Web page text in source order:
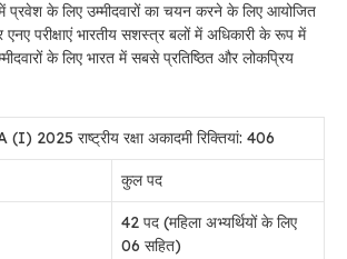
प्रवेश के लिए उम्मीदवारों का चयन करने के लिए आयोजित
परीक्षाएं भारतीय सशस्त्र बलों में अधिकारी के रूप में
के लिए भारत में सबसे प्रतिष्ठित और लोकप्रिय
2025 राष्ट्रीय रक्षा अकादमी रिक्तियां: 406
कुल पद
42 पद (महिला अभ्यर्थियों के लिए
06 सहित)